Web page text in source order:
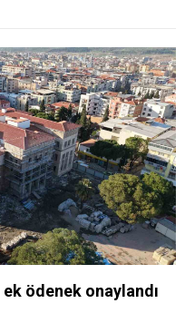
ödenek onaylandı